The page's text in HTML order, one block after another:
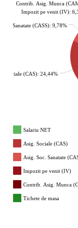
Sociale (CAS): 24,44%
Sanatate (CASS): 9,78%
Impozit pe venit (IV):
Contrib. Asig. Munca
Salariu NET
Asig. Sociale (CAS)
Asig. Soc. Sanatate
Impozit pe venit (IV)
Contrib. Asig. Munca
Tichete de masa